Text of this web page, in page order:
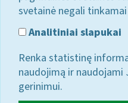
svetainė negali
Analitiniai slapukai
Renka statistinę
naudojimą ir
gerinimui.